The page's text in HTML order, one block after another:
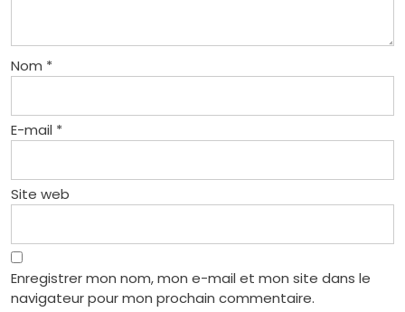
Nom *
E-mail *
Site web
Enregistrer mon nom, mon e-mail et mon site dans le
navigateur pour mon prochain commentaire.